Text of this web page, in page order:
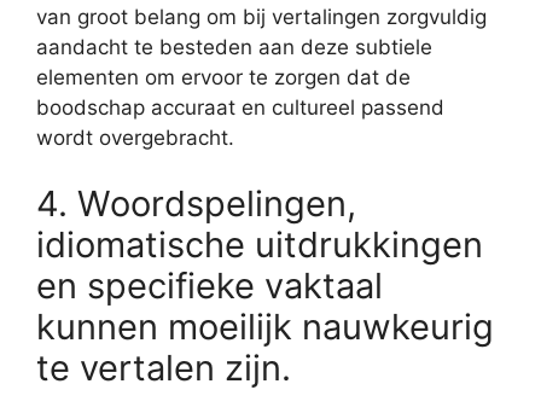
van groot belang om bij vertalingen zorgvuldig
aandacht te besteden aan deze subtiele
elementen om ervoor te zorgen dat de
boodschap accuraat en cultureel passend
wordt overgebracht.
4. Woordspelingen,
idiomatische uitdrukkingen
en specifieke vaktaal
kunnen moeilijk nauwkeurig
te vertalen zijn.